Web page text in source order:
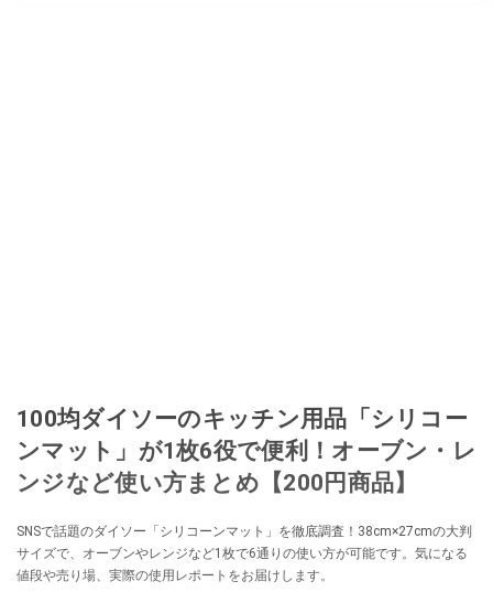
100均ダイソーのキッチン用品「シリコー
ンマット」​​が1枚6役で便利！オーブン・レ
ンジなど使い方まとめ【200円商品】
SNSで話題のダイソー「シリコーンマット」を徹底調査！38cm×27cmの大判
サイズで、オーブンやレンジなど1枚で6通りの使い方が可能です。気になる
値段や売り場、実際の使用レポートをお届けします。